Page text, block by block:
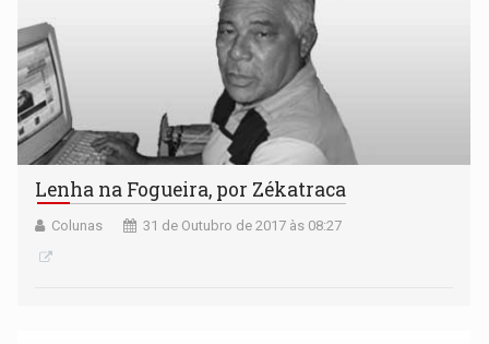
Lenha na Fogueira, por Zékatraca
Colunas 31 de Outubro de 2017 às 08:27